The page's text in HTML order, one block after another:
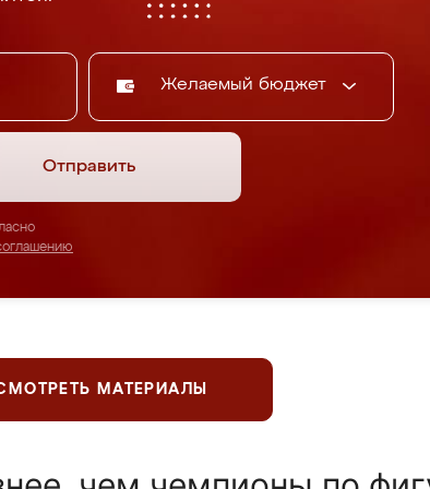
Желаемый бюджет
Отправить
МАТЕРИАЛЫ